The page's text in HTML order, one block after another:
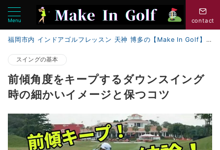
Menu contact
福岡市内 インドアゴルフレッスン 天神 博多の【Make In Golf】
スイングの基本
前傾角度をキープするダウンスイング
時の細かいイメージと保つコツ